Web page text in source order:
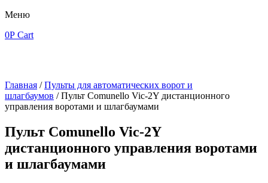
Меню
0Р Cart
Главная /Пульты для автоматических ворот и
шлагбаумов / Пульт Comunello Vic-2Y дистанционного
управления воротами и шлагбаумами
Пульт Comunello Vic-2Y
дистанционного управления воротами
и шлагбаумами